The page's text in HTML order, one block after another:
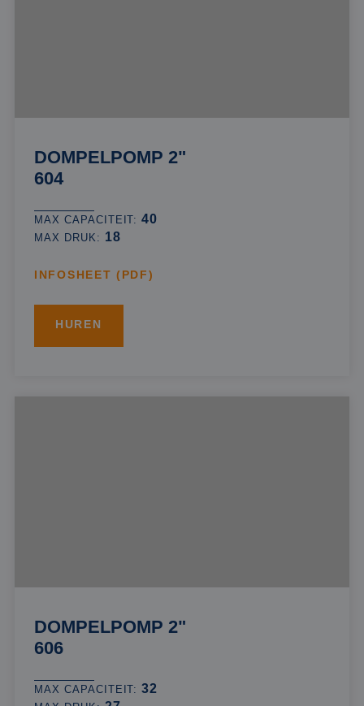
DOMPELPOMP 2"
604
MAX CAPACITEIT:40
MAX DRUK: 18
INFOSHEET (PDF)
HUREN
DOMPELPOMP 2"
606
MAX CAPACITEIT:32